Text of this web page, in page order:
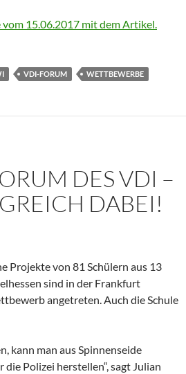
vom 15.06.2017 mit dem Artikel.
VDI-FORUM WETTBEWERBE
DES VDI –
DABEI!
Projekte von 81 Schülern aus 13
sind in der Frankfurt
angetreten. Auch die Schule
kann man aus Spinnenseide
Polizei herstellen“, sagt Julian